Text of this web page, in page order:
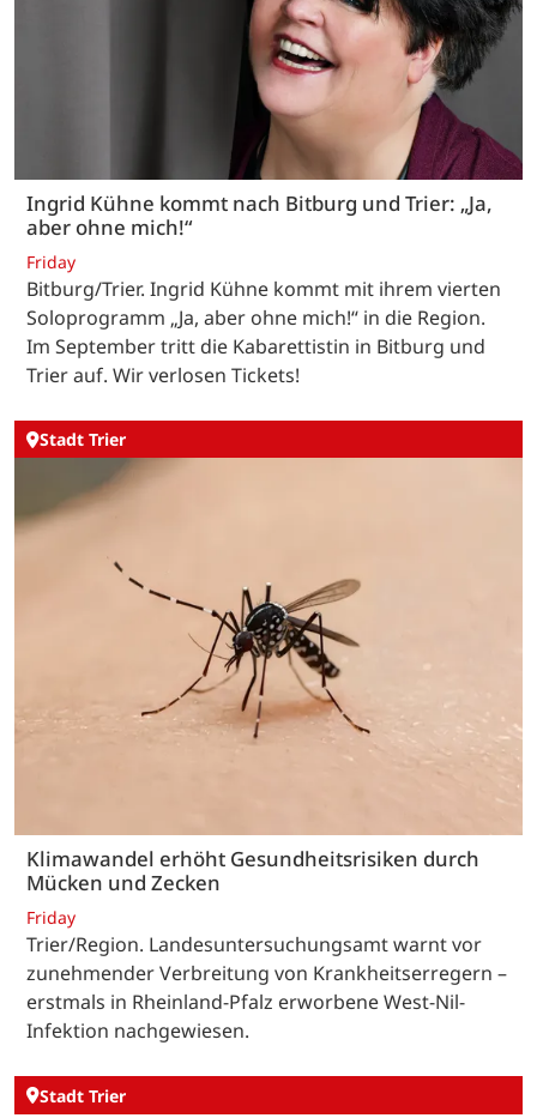
Ingrid Kühne kommt nach Bitburg und Trier: „Ja,
aber ohne mich!“
Friday
Bitburg/Trier. Ingrid Kühne kommt mit ihrem vierten
Soloprogramm „Ja, aber ohne mich!“ in die Region.
Im September tritt die Kabarettistin in Bitburg und
Trier auf. Wir verlosen Tickets!
Stadt Trier
Klimawandel erhöht Gesundheitsrisiken durch
Mücken und Zecken
Friday
Trier/Region. Landesuntersuchungsamt warnt vor
zunehmender Verbreitung von Krankheitserregern –
erstmals in Rheinland-Pfalz erworbene West-Nil-
Infektion nachgewiesen.
Stadt Trier